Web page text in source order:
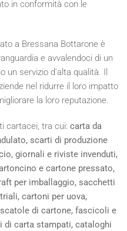
in conformità con le
a Bressana Bottarone è
e avvalendoci di un
un servizio d'alta qualità. Il
nel ridurre il loro impatto
la loro reputazione.
cartacei, tra cui: carta da
scarti di produzione
giornali e riviste invenduti,
e cartone pressato,
per imballaggio, sacchetti
cartoni per uova,
di cartone, fascicoli e
di carta stampati, cataloghi